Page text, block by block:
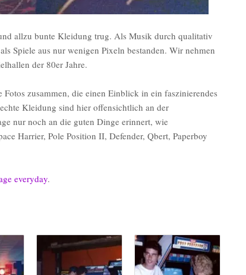
allzu bunte Kleidung trug. Als Musik durch qualitativ
Spiele aus nur wenigen Pixeln bestanden. Wir nehmen
der 80er Jahre.
Fotos zusammen, die einen Einblick in ein faszinierendes
Kleidung sind hier offensichtlich an der
nur noch an die guten Dinge erinnert, wie
Harrier, Pole Position II, Defender, Qbert, Paperboy
everyday.